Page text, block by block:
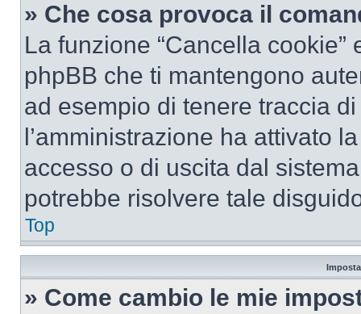
» Che cosa provoca il
La funzione “Cancella
phpBB che ti mantengono
ad esempio di tenere traccia
l’amministrazione ha attivato
accesso o di uscita dal
potrebbe risolvere tale
Top
» Come cambio le mie